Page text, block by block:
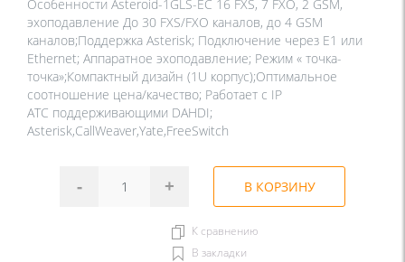
Особенности Asteroid-1GLS-EC 16 FXS, 7 FXO, 2 GSM,
эхоподавление До 30 FXS/FXO каналов, до 4 GSM
каналов;Поддержка Asterisk; Подключение через E1 или
Ethernet; Аппаратное эхоподавление; Режим « точка-
точка»;Компактный дизайн (1U корпус);Оптимальное
соотношение цена/качество; Работает с IP
АТС поддерживающими DAHDI;
Asterisk,CallWeaver,Yate,FreeSwitch
- + В КОРЗИНУ
К сравнению
В закладки